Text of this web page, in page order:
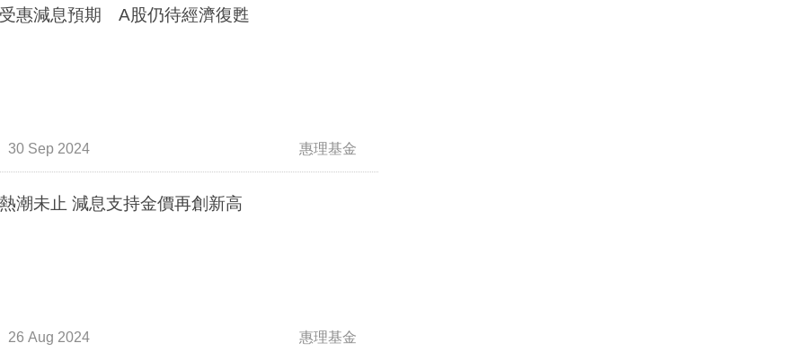
惠減息預期 A股仍待經濟復甦
30 Sep 2024 惠理基金
潮未止 減息支持金價再創新高
26 Aug 2024 惠理基金